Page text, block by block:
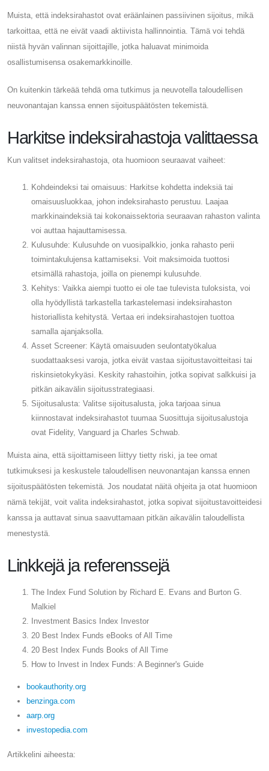
Muista, että indeksirahastot ovat eräänlainen passiivinen sijoitus, mikä
tarkoittaa, että ne eivät vaadi aktiivista hallinnointia. Tämä voi tehdä
niistä hyvän valinnan sijoittajille, jotka haluavat minimoida
osallistumisensa osakemarkkinoille.
On kuitenkin tärkeää tehdä oma tutkimus ja neuvotella taloudellisen
neuvonantajan kanssa ennen sijoituspäätösten tekemistä.
Harkitse indeksirahastoja valittaessa
Kun valitset indeksirahastoja, ota huomioon seuraavat vaiheet:
Kohdeindeksi tai omaisuus: Harkitse kohdetta indeksiä tai
omaisuusluokkaa, johon indeksirahasto perustuu. Laajaa
markkinaindeksiä tai kokonaissektoria seuraavan rahaston valinta
voi auttaa hajauttamisessa.
Kulusuhde: Kulusuhde on vuosipalkkio, jonka rahasto perii
toimintakulujensa kattamiseksi. Voit maksimoida tuottosi
etsimällä rahastoja, joilla on pienempi kulusuhde.
Kehitys: Vaikka aiempi tuotto ei ole tae tulevista tuloksista, voi
olla hyödyllistä tarkastella tarkastelemasi indeksirahaston
historiallista kehitystä. Vertaa eri indeksirahastojen tuottoa
samalla ajanjaksolla.
Asset Screener: Käytä omaisuuden seulontatyökalua
suodattaaksesi varoja, jotka eivät vastaa sijoitustavoitteitasi tai
riskinsietokykyäsi. Keskity rahastoihin, jotka sopivat salkkuisi ja
pitkän aikavälin sijoitusstrategiaasi.
Sijoitusalusta: Valitse sijoitusalusta, joka tarjoaa sinua
kiinnostavat indeksirahastot tuumaa Suosittuja sijoitusalustoja
ovat Fidelity, Vanguard ja Charles Schwab.
Muista aina, että sijoittamiseen liittyy tietty riski, ja tee omat
tutkimuksesi ja keskustele taloudellisen neuvonantajan kanssa ennen
sijoituspäätösten tekemistä. Jos noudatat näitä ohjeita ja otat huomioon
nämä tekijät, voit valita indeksirahastot, jotka sopivat sijoitustavoitteidesi
kanssa ja auttavat sinua saavuttamaan pitkän aikavälin taloudellista
menestystä.
Linkkejä ja referenssejä
The Index Fund Solution by Richard E. Evans and Burton G.
Malkiel
Investment Basics Index Investor
20 Best Index Funds eBooks of All Time
20 Best Index Funds Books of All Time
How to Invest in Index Funds: A Beginner's Guide
bookauthority.org
benzinga.com
aarp.org
investopedia.com
Artikkelini aiheesta: